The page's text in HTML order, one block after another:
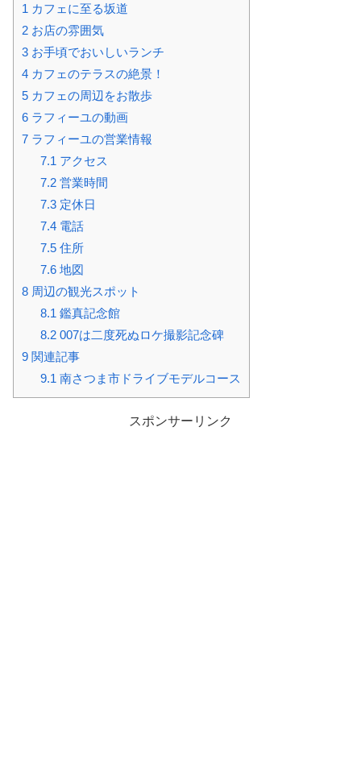
1 カフェに至る坂道
2 お店の雰囲気
3 お手頃でおいしいランチ
4 カフェのテラスの絶景！
5 カフェの周辺をお散歩
6 ラフィーユの動画
7 ラフィーユの営業情報
7.1 アクセス
7.2営業時間
7.3定休日
7.4電話
7.5住所
7.6地図
8 周辺の観光スポット
8.1 鑑真記念館
8.2007は二度死ぬロケ撮影記念碑
9 関連記事
9.1 南さつま市ドライブモデルコース
スポンサーリンク